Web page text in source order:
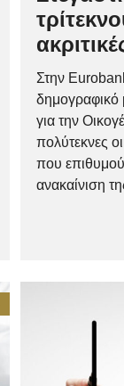
Στην
για την
πολύτεκνες
που
ανακαίνιση